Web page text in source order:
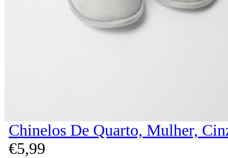
Chinelos De Quarto, Mulher,
€5,99